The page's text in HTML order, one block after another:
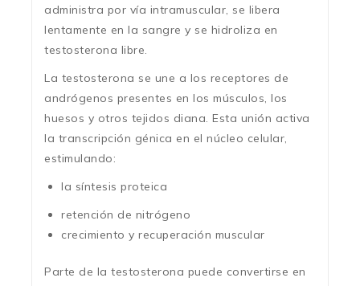
administra por vía intramuscular, se libera
lentamente en la sangre y se hidroliza en
testosterona libre.
La testosterona se une a los receptores de
andrógenos presentes en los músculos, los
huesos y otros tejidos diana. Esta unión activa
la transcripción génica en el núcleo celular,
estimulando:
la síntesis proteica
retención de nitrógeno
crecimiento y recuperación muscular
Parte de la testosterona puede convertirse en